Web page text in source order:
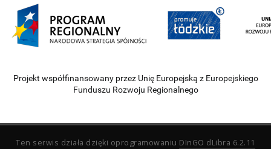
Projekt współfinansowany przez Unię Europejską z Europejskiego
Funduszu Rozwoju Regionalnego
Ten serwis działa dzięki oprogramowaniu DInGO dLibra 6.2.11